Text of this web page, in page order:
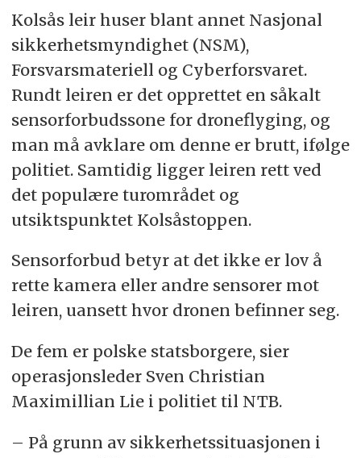
Kolsås leir huser blant annet Nasjonal
sikkerhetsmyndighet (NSM),
Forsvarsmateriell og Cyberforsvaret.
Rundt leiren er det opprettet en såkalt
sensorforbudssone for droneflyging, og
man må avklare om denne er brutt, ifølge
politiet. Samtidig ligger leiren rett ved
det populære turområdet og
utsiktspunktet Kolsåstoppen.
Sensorforbud betyr at det ikke er lov å
rette kamera eller andre sensorer mot
leiren, uansett hvor dronen befinner seg.
De fem er polske statsborgere, sier
operasjonsleder Sven Christian
Maximillian Lie i politiet til NTB.
– På grunn av sikkerhetssituasjonen i